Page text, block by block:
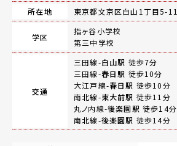
所在地
東京都文京区白山1丁目5-11
学区
指ヶ谷小学校
第三中学校
交通
三田線-白山駅 徒歩7分
三田線-春日駅 徒歩10分
大江戸線-春日駅 徒歩10分
南北線-東大前駅 徒歩11分
丸ノ内線-後楽園駅 徒歩14分
南北線-後楽園駅 徒歩14分